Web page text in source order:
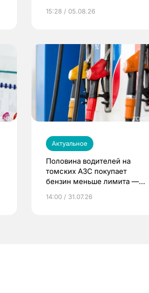
15:28 / 05.08.26
Актуальное
Половина водителей на
томских АЗС покупает
бензин меньше лимита —
14:00 / 31.07.26